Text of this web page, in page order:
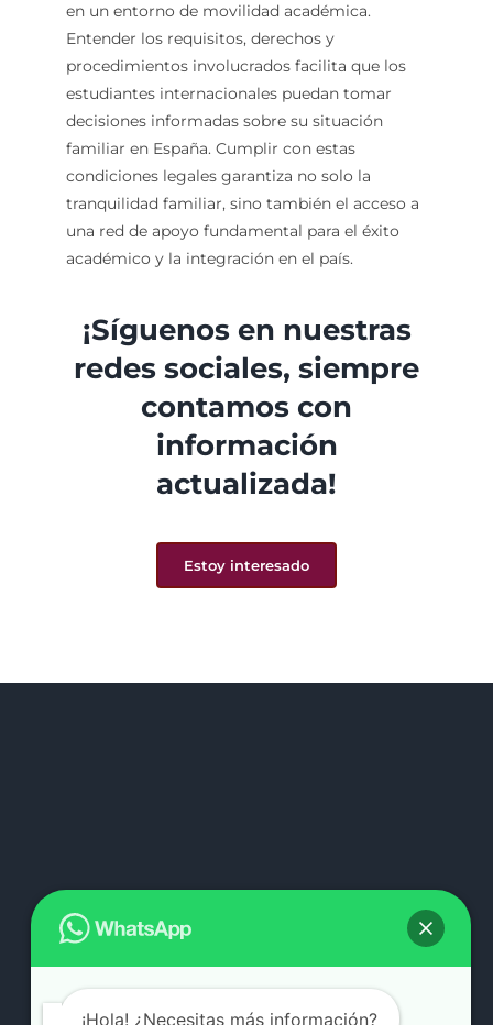
en un entorno de movilidad académica.
Entender los requisitos, derechos y
procedimientos involucrados facilita que los
estudiantes internacionales puedan tomar
decisiones informadas sobre su situación
familiar en España. Cumplir con estas
condiciones legales garantiza no solo la
tranquilidad familiar, sino también el acceso a
una red de apoyo fundamental para el éxito
académico y la integración en el país.
¡Síguenos en nuestras
redes sociales, siempre
contamos con
información
actualizada!
Estoy interesado
¡Hola! ¿Necesitas más información?